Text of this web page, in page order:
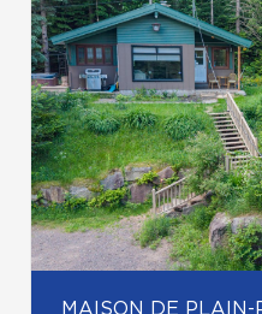
MAISON DE PLAIN-